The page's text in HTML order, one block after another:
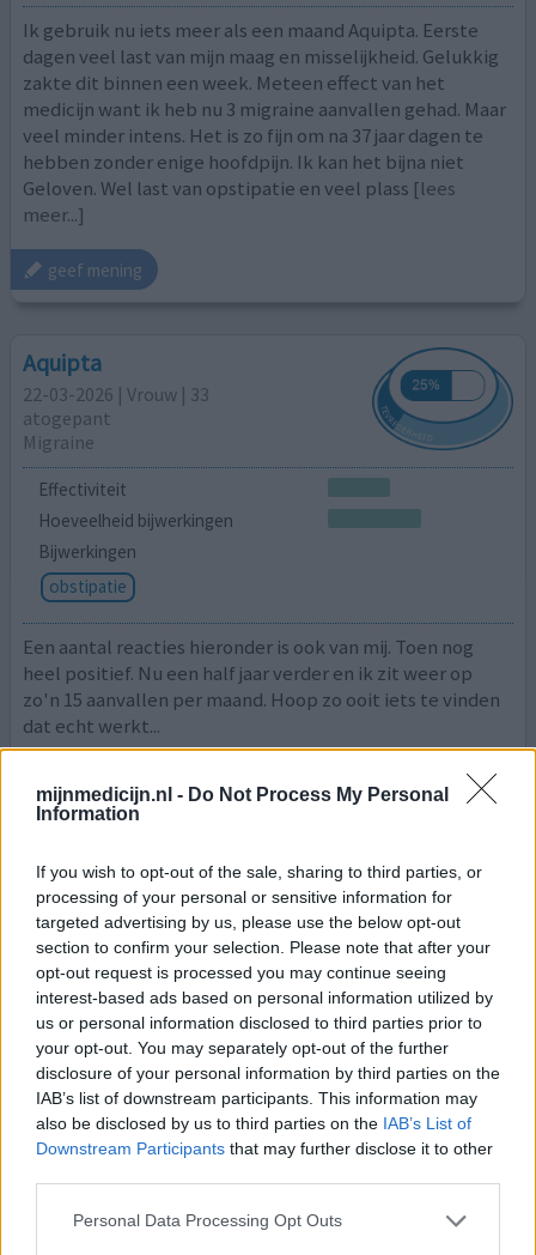
mijnmedicijn.nl - Do Not Process My Personal
Information
If you wish to opt-out of the sale, sharing to third parties, or
processing of your personal or sensitive information for
targeted advertising by us, please use the below opt-out
section to confirm your selection. Please note that after your
opt-out request is processed you may continue seeing
interest-based ads based on personal information utilized by
us or personal information disclosed to third parties prior to
your opt-out. You may separately opt-out of the further
disclosure of your personal information by third parties on the
IAB’s list of downstream participants. This information may
also be disclosed by us to third parties on the IAB’s List of
Downstream Participants that may further disclose it to other
Personal Data Processing Opt Outs
Ik gebruik nu iets meer als een maand Aquipta. Eerste
dagen veel last van mijn maag en misselijkheid. Gelukkig
zakte dit binnen een week. Meteen effect van het
medicijn want ik heb nu 3 migraine aanvallen gehad. Maar
veel minder intens. Het is zo fijn om na 37 jaar dagen te
hebben zonder enige hoofdpijn. Ik kan het bijna niet
Geloven. Wel last van opstipatie en veel plass [lees
meer...]
geef mening
Aquipta
22-03-2026 | Vrouw | 33
atogepant
Migraine
Effectiviteit
Hoeveelheid bijwerkingen
Bijwerkingen
obstipatie
Een aantal reacties hieronder is ook van mij. Toen nog
heel positief. Nu een half jaar verder en ik zit weer op
zo'n 15 aanvallen per maand. Hoop zo ooit iets te vinden
dat echt werkt...
geef mening
Ajovy
07-03-2026 | Vrouw | 63
fremanezumab
Migraine
Effectiviteit
Hoeveelheid bijwerkingen
Na van alles geprobeerd te hebben kreeg ik de Ajovy
voorgeschreven. Wat een verademing. Waarom was dat er
niet eerder? Al zolang ik mij kan herinneren migraine.
Heeft een flinke stempel op mijn leven gedrukt. De
laatste jaren in ziektewet gekomen doordat ik 11-15
aanvallen per maand had. Nu nog maar 1 à 2 aanvallen per